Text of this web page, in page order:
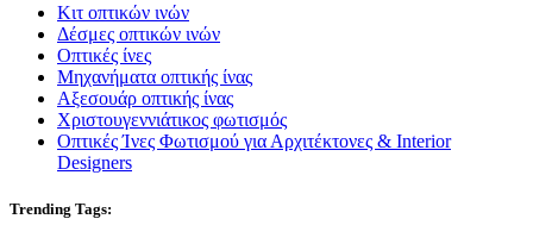
Κιτ οπτικών ινών
Δέσμες οπτικών ινών
Οπτικές ίνες
Μηχανήματα οπτικής ίνας
Αξεσουάρ οπτικής ίνας
Χριστουγεννιάτικος φωτισμός
Οπτικές Ίνες Φωτισμού για Αρχιτέκτονες & Interior
Designers
Trending Tags: